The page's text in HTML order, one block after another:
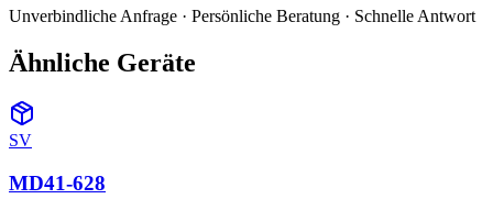
Unverbindliche Anfrage · Persönliche Beratung · Schnelle Antwort
Ähnliche Geräte
SV
MD41-628